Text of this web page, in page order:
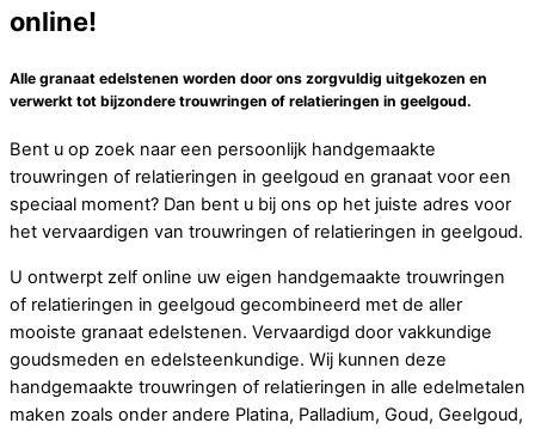
online!
Alle granaat edelstenen worden door ons zorgvuldig uitgekozen en
verwerkt tot bijzondere trouwringen of relatieringen in geelgoud.
Bent u op zoek naar een persoonlijk handgemaakte
trouwringen of relatieringen in geelgoud en granaat voor een
speciaal moment? Dan bent u bij ons op het juiste adres voor
het vervaardigen van trouwringen of relatieringen in geelgoud.
U ontwerpt zelf online uw eigen handgemaakte trouwringen
of relatieringen in geelgoud gecombineerd met de aller
mooiste granaat edelstenen. Vervaardigd door vakkundige
goudsmeden en edelsteenkundige. Wij kunnen deze
handgemaakte trouwringen of relatieringen in alle edelmetalen
maken zoals onder andere Platina, Palladium, Goud, Geelgoud,